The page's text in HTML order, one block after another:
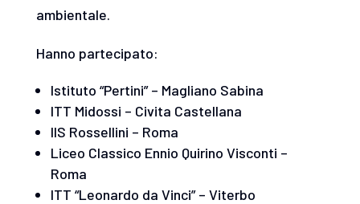
ambientale.
Hanno partecipato:
Istituto “Pertini” – Magliano Sabina
ITT Midossi – Civita Castellana
IIS Rossellini – Roma
Liceo Classico Ennio Quirino Visconti –
Roma
ITT “Leonardo da Vinci” – Viterbo